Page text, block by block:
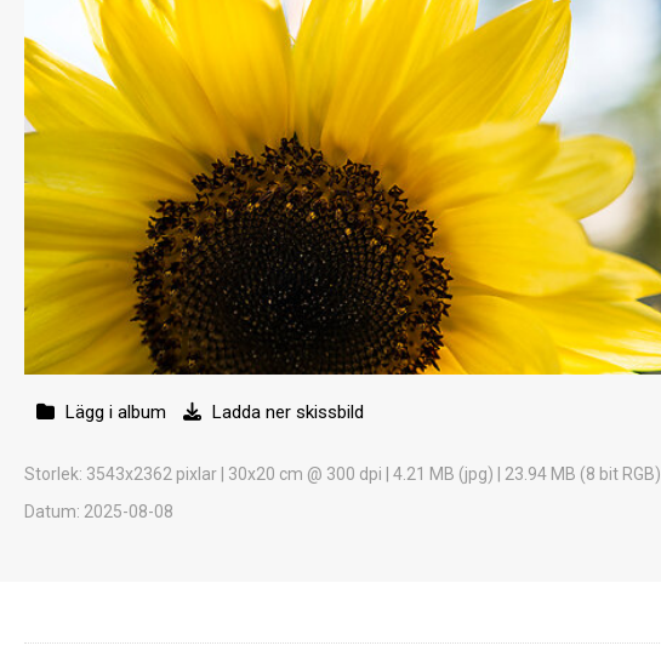
Lägg i album Ladda ner skissbild
Storlek: 3543x2362 pixlar | 30x20 cm @ 300 dpi | 4.21 MB (jpg) | 23.94 MB (8 bit RGB)
Datum: 2025-08-08